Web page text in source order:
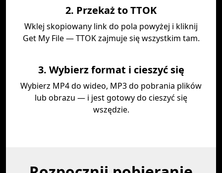
2. Przekaż to TTOK
Wklej skopiowany link do pola powyżej i kliknij
Get My File — TTOK zajmuje się wszystkim tam.
3. Wybierz format i cieszyć się
Wybierz MP4 do wideo, MP3 do pobrania plików
lub obrazu — i jest gotowy do cieszyć się
wszędzie.